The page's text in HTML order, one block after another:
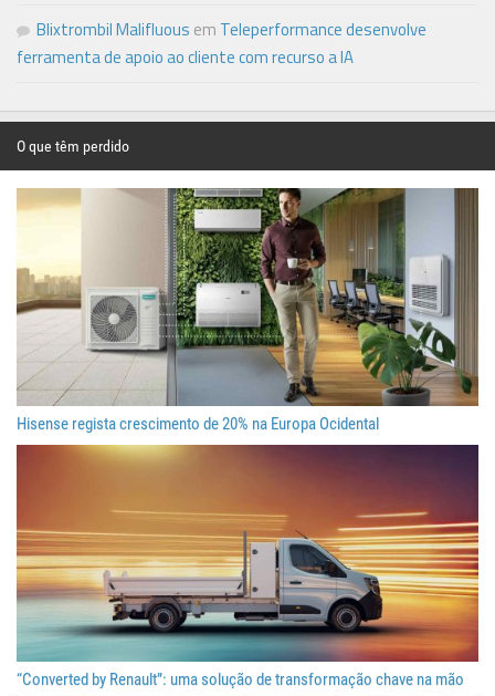
Blixtrombil Malifluous em Teleperformance desenvolve
ferramenta de apoio ao cliente com recurso a IA
O que têm perdido
Hisense regista crescimento de 20% na Europa Ocidental
“Converted by Renault”: uma solução de transformação chave na mão